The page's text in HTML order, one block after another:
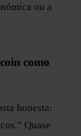
ou a
como
honesta:
Quase